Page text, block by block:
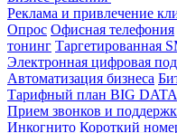
Реклама и привлечение
Опрос Офисная телефония
тонинг Таргетированная
Электронная цифровая
Автоматизация бизнеса
Тарифный план BIG DATA
Прием звонков и
Инкогнито Короткий